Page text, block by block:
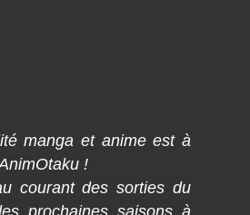
manga et anime est à
!
courant des sorties du